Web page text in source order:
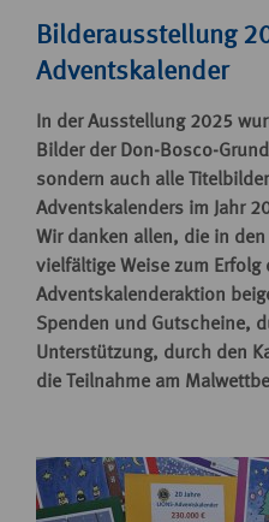
Bilderausstellung
Adventskalender
In der Ausstellung 2025
Bilder der Don-Bosco-
sondern auch alle
Adventskalenders im Jahr
Wir danken allen, die in
vielfältige Weise zum Erfolg
Adventskalenderaktion
Spenden und Gutscheine,
Unterstützung, durch den
die Teilnahme am